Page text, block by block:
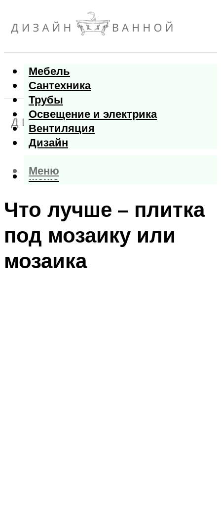
Мебель
Сантехника
Трубы
Освещение и электрика
Вентиляция
Дизайн
Меню
Меню
Что лучше – плитка
под мозаику или
мозаика